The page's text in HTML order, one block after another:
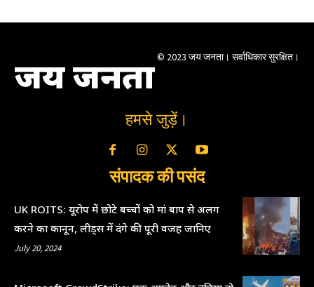
जय जनता © 2023 जय जनता। सर्वाधिकार सुरक्षित।
हमसे जुड़ें।
संपादक की पसंद
UK ROITS: यूरोप में छोटे बच्चों को मां बाप से अलग
करने का कानून, लीड्स में दंगे की पूरी वजह जानिए
July 20, 2024